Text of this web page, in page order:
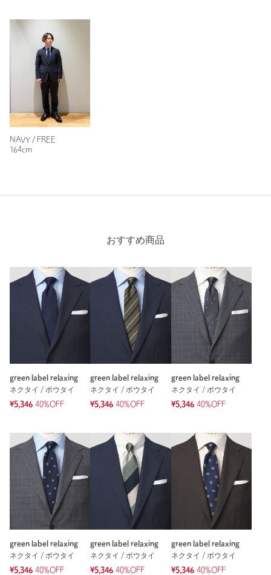
商品番号
NAVY / FREE
164cm
おすすめ商品
green label relaxing
ネクタイ / ボウタイ
¥5,346 40%OFF
green label relaxing
ネクタイ / ボウタイ
¥5,346 40%OFF
green label relaxing
ネクタイ / ボウタイ
¥5,346 40%OFF
green label relaxing
ネクタイ / ボウタイ
¥5,346 40%OFF
green label relaxing
ネクタイ / ボウタイ
¥5,346 40%OFF
green label relaxing
ネクタイ / ボウタイ
¥5,346 40%OFF